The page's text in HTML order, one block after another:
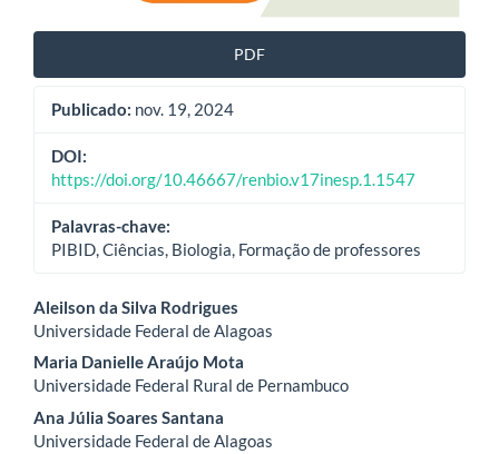
PDF
Publicado: nov. 19, 2024
DOI:
https://doi.org/10.46667/renbio.v17inesp.1.1547
Palavras-chave:
PIBID, Ciências, Biologia, Formação de professores
Conteúdo
do
artigo
principal
Aleilson da Silva Rodrigues
Universidade Federal de Alagoas
Maria Danielle Araújo Mota
Universidade Federal Rural de Pernambuco
Ana Júlia Soares Santana
Universidade Federal de Alagoas